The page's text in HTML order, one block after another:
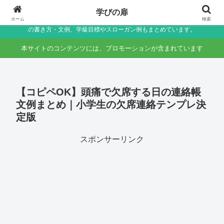
小学生〜未就学児の保護者向け家庭学習・学校生活サポートサイト～助詞・言
葉の違いなど国語のつまずきをやさしく解説しつつ、学校生活で役立つ連絡帳
の書き方・文例、学級目標やスローガン例もまとめています。
本サイトのコンテンツには、プロモーションが含まれています
【コピペOK】頭痛で欠席する日の連絡帳
文例まとめ｜小学生の欠席連絡テンプレ決
定版
スポンサーリンク
ホーム
学びの扉
検索